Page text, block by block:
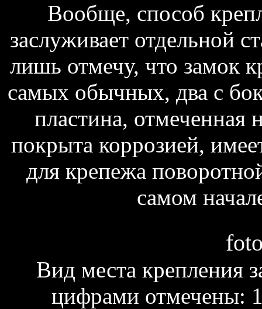
Вообще, способ
заслуживает отдельной
лишь отмечу, что замок
самых обычных, два с
пластина, отмеченная
покрыта коррозией,
для крепежа
самом
Вид места крепления
цифрами отмечены: